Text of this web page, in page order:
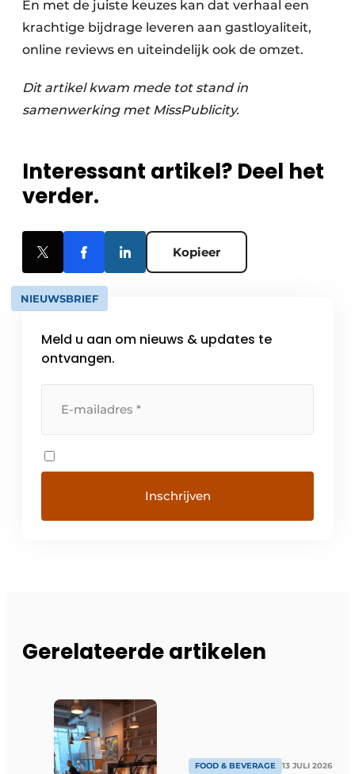
En met de juiste keuzes kan dat verhaal een
krachtige bijdrage leveren aan gastloyaliteit,
online reviews en uiteindelijk ook de omzet.
Dit artikel kwam mede tot stand in
samenwerking met MissPublicity.
Interessant artikel? Deel het
verder.
Kopieer
NIEUWSBRIEF
Meld u aan om nieuws & updates te
ontvangen.
Gerelateerde artikelen
FOOD & BEVERAGE 13 JULI 2026